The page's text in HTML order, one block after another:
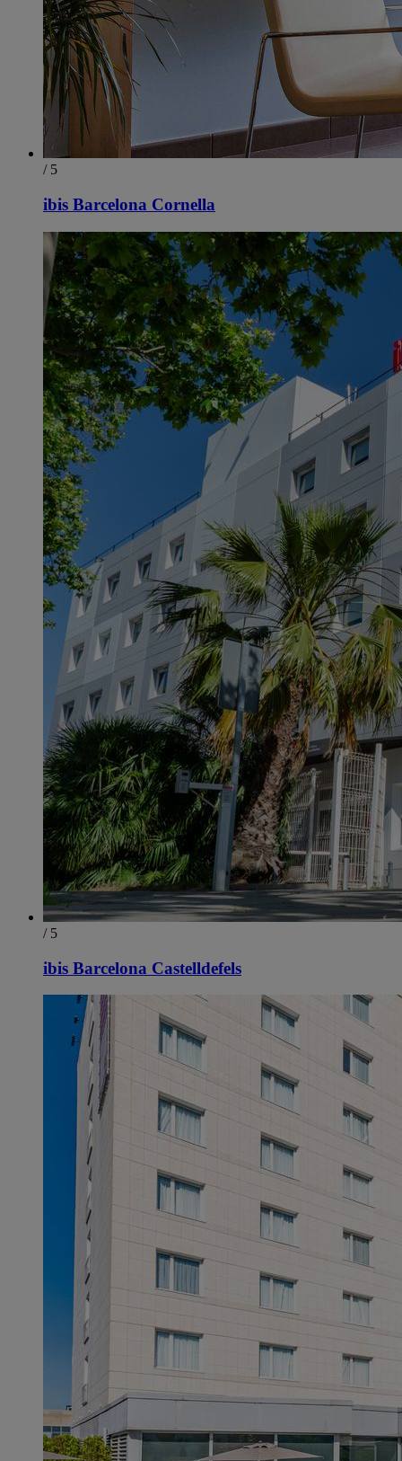
/ 5
ibis Barcelona Cornella
/ 5
ibis Barcelona Castelldefels